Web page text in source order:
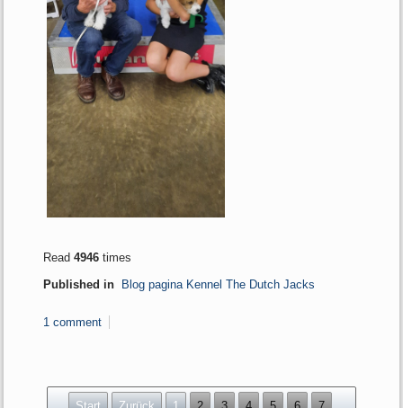
Read4946 times
Published in
Blog pagina Kennel The Dutch Jacks
1 comment